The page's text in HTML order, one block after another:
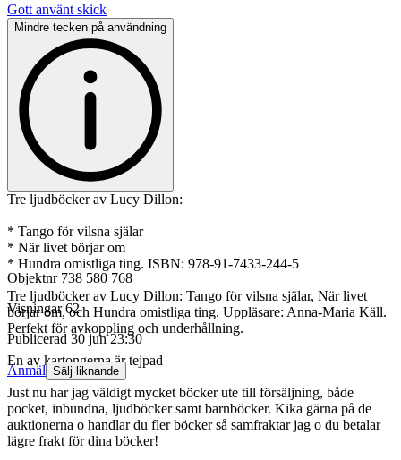
Gott använt skick
Mindre tecken på användning
Tre ljudböcker av Lucy Dillon:
* Tango för vilsna själar
* När livet börjar om
* Hundra omistliga ting. ISBN: 978-91-7433-244-5
Tre ljudböcker av Lucy Dillon: Tango för vilsna själar, När livet
börjar om, och Hundra omistliga ting. Uppläsare: Anna-Maria Käll.
Perfekt för avkoppling och underhållning.
En av kartongerna är tejpad
Just nu har jag väldigt mycket böcker ute till försäljning, både
pocket, inbundna, ljudböcker samt barnböcker. Kika gärna på de
auktionerna o handlar du fler böcker så samfraktar jag o du betalar
lägre frakt för dina böcker!
Objektnr 738 580 768
Visningar 62
Publicerad 30 jun 23:30
Anmäl Sälj liknande